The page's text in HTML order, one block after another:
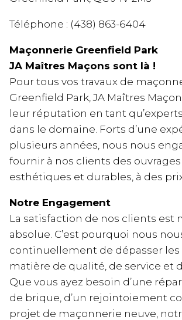
Téléphone : (438) 863-6404
Maçonnerie Greenfield Park
JA Maîtres Maçons sont là !
Pour tous vos travaux de
Greenfield Park, JA Maîtres
leur réputation en tant
dans le domaine. Forts d’une
plusieurs années, nous nous
fournir à nos clients des ouvrages
esthétiques et durables, à des
Notre Engagement
La satisfaction de nos clients est
absolue. C’est pourquoi nous
continuellement de dépasser les
matière de qualité, de service et
Que vous ayez besoin d’une
de brique, d’un rejointoiement
projet de maçonnerie neuve,